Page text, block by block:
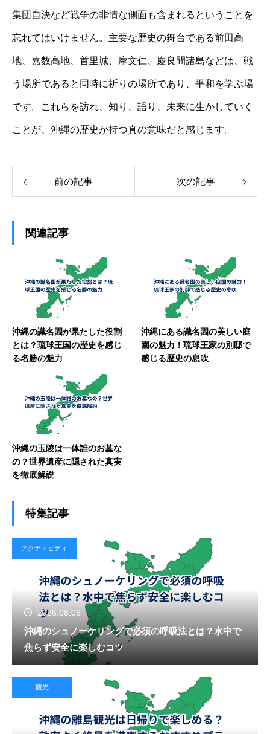
集団自決など戦争の非情な側面も含まれるということを
忘れてはいけません。主要な歴史の舞台である前田高
地、嘉数高地、首里城、摩文仁、慶良間諸島などは、戦
う場所であると同時に祈りの場所であり、平和を学ぶ場
です。これらを訪れ、知り、語り、未来に生かしていく
ことが、沖縄の歴史が持つ真の意味だと感じます。
前の記事 次の記事
関連記事
沖縄の識名園が果たした役割
とは？琉球王国の歴史を感じ
る名勝の魅力
沖縄にある識名園の美しい庭
園の魅力！琉球王家の別邸で
感じる歴史の息吹
沖縄の玉陵は一体誰のお墓な
の？世界遺産に隠された真実
を徹底解説
特集記事
アクティビティ
2026.08.06
沖縄のシュノーケリングで必須の呼吸法とは？水中で
焦らず安全に楽しむコツ
観光